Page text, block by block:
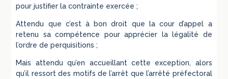
pour justifier la contrainte exercée ;
Attendu que c’est à bon droit que la cour d’appel a
retenu sa compétence pour apprécier la légalité de
l’ordre de perquisitions ;
Mais attendu qu’en accueillant cette exception, alors
qu’il ressort des motifs de l’arrêt que l’arrêté préfectoral